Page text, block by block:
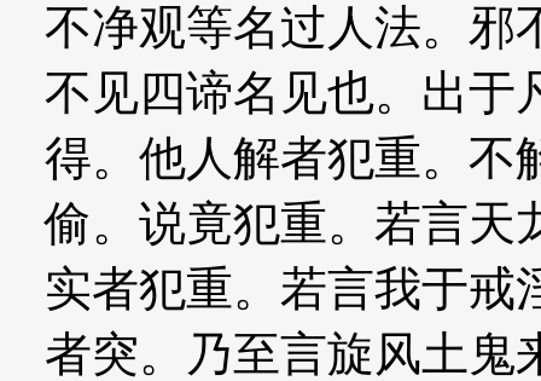
不净观等名过人法。邪
不见四谛名见也。出于
得。他人解者犯重。不
偷。说竟犯重。若言天
实者犯重。若言我于戒
者突。乃至言旋风土鬼